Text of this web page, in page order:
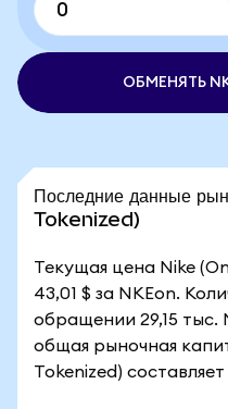
ОБМЕНЯТЬ
Последние данные
Tokenized)
Текущая цена Nike
43,01 $ за NKEon.
обращении 29,15 тыс.
общая рыночная
Tokenized) составляет